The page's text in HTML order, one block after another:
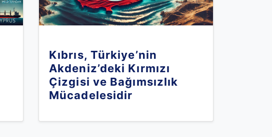
Kıbrıs, Türkiye’nin
Akdeniz’deki Kırmızı
Çizgisi ve Bağımsızlık
Mücadelesidir